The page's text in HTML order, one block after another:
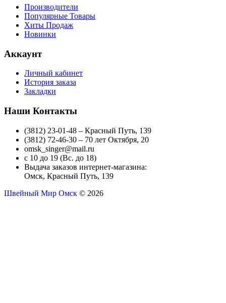
Производители
Популярные Товары
Хиты Продаж
Новинки
Аккаунт
Личный кабинет
История заказа
Закладки
Наши Контакты
(3812) 23-01-48 – Красный Путь, 139
(3812) 72-46-30 – 70 лет Октября, 20
omsk_singer@mail.ru
с 10 до 19 (Вс. до 18)
Выдача заказов интернет-магазина:
Омск, Красный Путь, 139
Швейный Мир Омск © 2026